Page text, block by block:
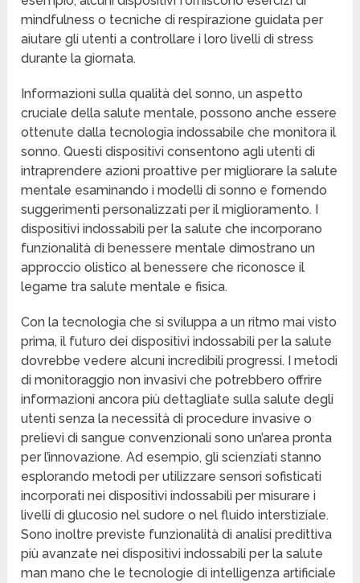
mindfulness o tecniche di respirazione guidata per
aiutare gli utenti a controllare i loro livelli di stress
durante la giornata.
Informazioni sulla qualità del sonno, un aspetto
cruciale della salute mentale, possono anche essere
ottenute dalla tecnologia indossabile che monitora il
sonno. Questi dispositivi consentono agli utenti di
intraprendere azioni proattive per migliorare la salute
mentale esaminando i modelli di sonno e fornendo
suggerimenti personalizzati per il miglioramento. I
dispositivi indossabili per la salute che incorporano
funzionalità di benessere mentale dimostrano un
approccio olistico al benessere che riconosce il
legame tra salute mentale e fisica.
Con la tecnologia che si sviluppa a un ritmo mai visto
prima, il futuro dei dispositivi indossabili per la salute
dovrebbe vedere alcuni incredibili progressi. I metodi
di monitoraggio non invasivi che potrebbero offrire
informazioni ancora più dettagliate sulla salute degli
utenti senza la necessità di procedure invasive o
prelievi di sangue convenzionali sono un’area pronta
per l’innovazione. Ad esempio, gli scienziati stanno
esplorando metodi per utilizzare sensori sofisticati
incorporati nei dispositivi indossabili per misurare i
livelli di glucosio nel sudore o nel fluido interstiziale.
Sono inoltre previste funzionalità di analisi predittiva
più avanzate nei dispositivi indossabili per la salute
man mano che le tecnologie di intelligenza artificiale